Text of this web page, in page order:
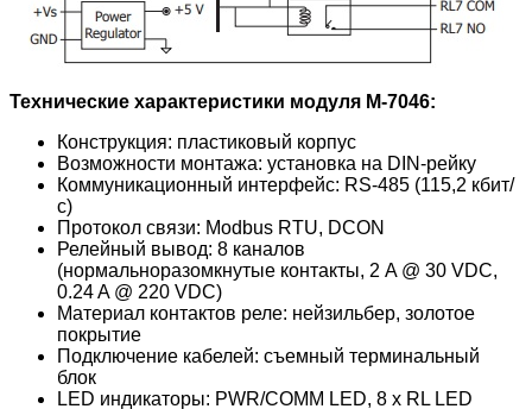
Технические характеристики модуля M-7046:
Конструкция: пластиковый корпус
Возможности монтажа: установка на DIN-рейку
Коммуникационный интерфейс: RS-485 (115,2 кбит/
с)
Протокол связи: Modbus RTU, DCON
Релейный вывод: 8 каналов
(нормальноразомкнутые контакты, 2 A @ 30 VDC,
0.24 A @ 220 VDC)
Материал контактов реле: нейзильбер, золотое
покрытие
Подключение кабелей: съемный терминальный
блок
LED индикаторы: PWR/COMM LED, 8 x RL LED